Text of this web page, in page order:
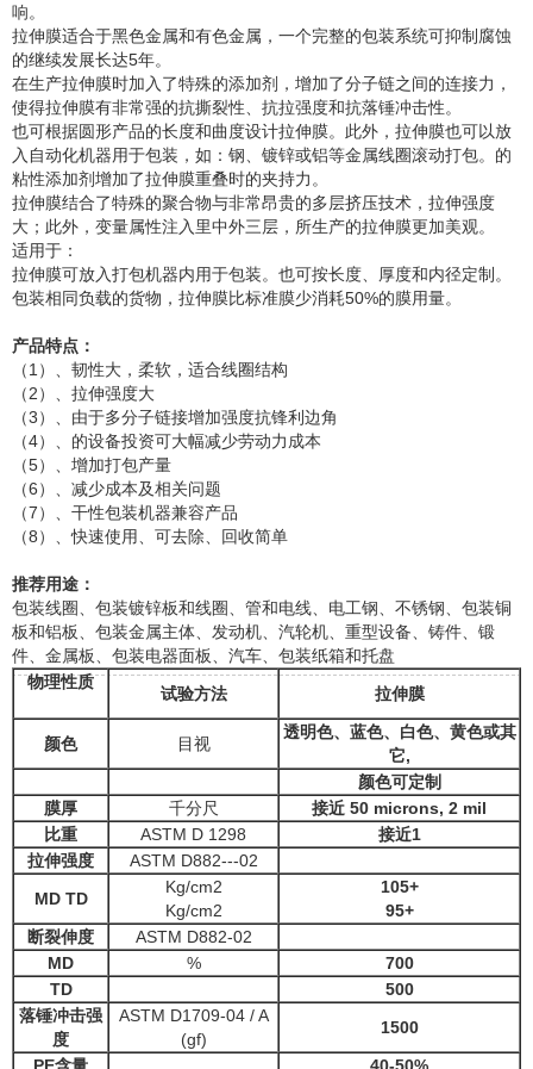
响。
拉伸膜适合于黑色金属和有色金属，一个完整的包装系统可抑制腐蚀
的继续发展长达5年。
在生产拉伸膜时加入了特殊的添加剂，增加了分子链之间的连接力，
使得拉伸膜有非常强的抗撕裂性、抗拉强度和抗落锤冲击性。
也可根据圆形产品的长度和曲度设计拉伸膜。此外，拉伸膜也可以放
入自动化机器用于包装，如：钢、镀锌或铝等金属线圈滚动打包。的
粘性添加剂增加了拉伸膜重叠时的夹持力。
拉伸膜结合了特殊的聚合物与非常昂贵的多层挤压技术，拉伸强度
大；此外，变量属性注入里中外三层，所生产的拉伸膜更加美观。
适用于：
拉伸膜可放入打包机器内用于包装。也可按长度、厚度和内径定制。
包装相同负载的货物，拉伸膜比标准膜少消耗50%的膜用量。
产品特点：
（1）、韧性大，柔软，适合线圈结构
（2）、拉伸强度大
（3）、由于多分子链接增加强度抗锋利边角
（4）、的设备投资可大幅减少劳动力成本
（5）、增加打包产量
（6）、减少成本及相关问题
（7）、干性包装机器兼容产品
（8）、快速使用、可去除、回收简单
推荐用途：
包装线圈、包装镀锌板和线圈、管和电线、电工钢、不锈钢、包装铜
板和铝板、包装金属主体、发动机、汽轮机、重型设备、铸件、锻
件、金属板、包装电器面板、汽车、包装纸箱和托盘
物理性质
试验方法 拉伸膜
颜色 目视
透明色、蓝色、白色、黄色或其
它,
颜色可定制
膜厚
千分尺
接近 50 microns, 2 mil
比重
ASTM D 1298
接近1
拉伸强度
ASTM D882--‐02
MD TD
Kg/cm2
Kg/cm2
105+
95+
断裂伸度
ASTM D882-02
MD
%
700
TD
500
落锤冲击强
度
ASTM D1709-04 / A
(gf)
1500